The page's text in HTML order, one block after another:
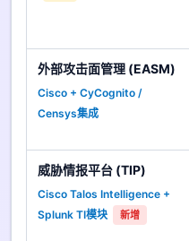
外部攻击面管理 (EASM)
Cisco + CyCognito /
Censys集成
威胁情报平台 (TIP)
Cisco Talos Intelligence +
Splunk TI模块
新增